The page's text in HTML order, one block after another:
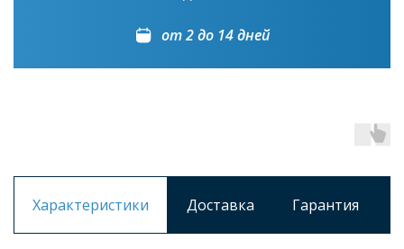
от 2 до 14 дней
Характеристики Доставка Гарантия